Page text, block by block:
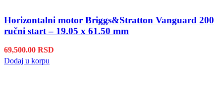
Horizontalni motor Briggs&Stratton Vanguard 200
ručni start – 19.05 x 61.50 mm
69,500.00 RSD
Dodaj u korpu